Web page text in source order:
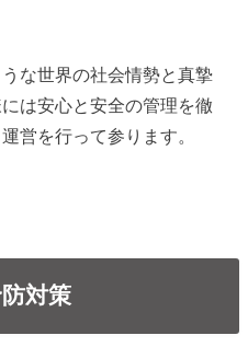
な世界の社会情勢と真摯
は安心と安全の管理を徹
営を行って参ります。
対策